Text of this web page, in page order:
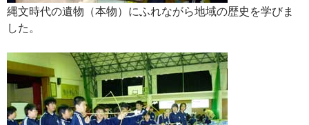
縄文時代の遺物（本物）にふれながら地域の歴史を学びま
した。